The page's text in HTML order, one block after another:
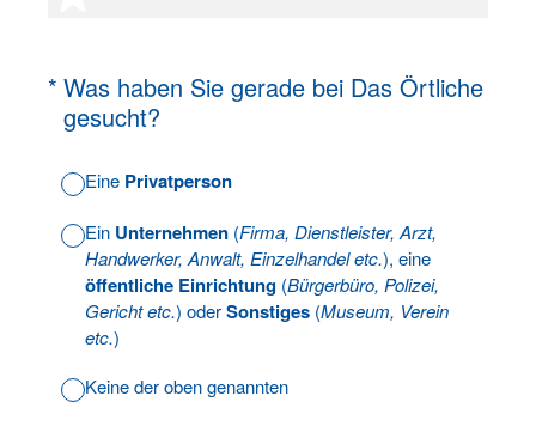
* Was haben Sie gerade bei Das Örtliche
gesucht?
(Erforderlich.)
Eine Privatperson
Ein Unternehmen (Firma, Dienstleister, Arzt,
Handwerker, Anwalt, Einzelhandel etc.), eine
öffentliche Einrichtung (Bürgerbüro, Polizei,
Gericht etc.) oderSonstiges (Museum, Verein
etc.)
Keine der oben genannten